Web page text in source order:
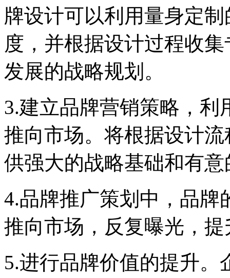
牌设计可以利用量身定
度，并根据设计过程收
发展的战略规划。
3.建立品牌营销策略，
推向市场。将根据设计
供强大的战略基础和有
4.品牌推广策划中，品牌
推向市场，反复曝光，
5.进行品牌价值的提升